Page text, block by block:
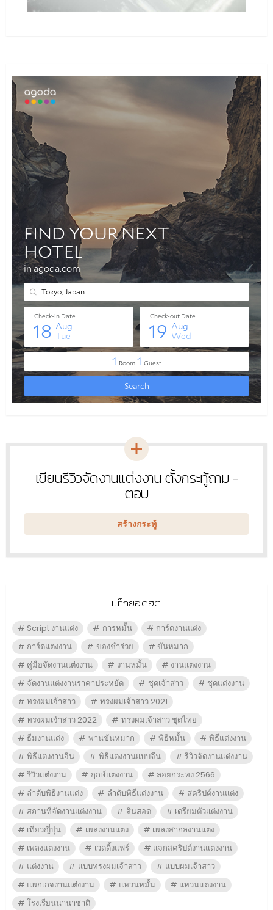
หัวข้อ
เขียนรีวิวจัดงานแต่งงาน ตั้งกระทู้ถาม -
ตอบ
สร้างกระทู้
แท็กยอดฮิต
Script งานแต่ง การหมั้น
การ์ดงานแต่ง
การ์ดแต่งงาน
ของชำร่วย
ขันหมาก
คู่มือจัดงานแต่งงาน
งานหมั้น
งานแต่งงาน
จัดงานแต่งงานราคาประหยัด
ชุดเจ้าสาว
ชุดแต่งงาน
ทรงผมเจ้าสาว
ทรงผมเจ้าสาว 2021
ทรงผมเจ้าสาว 2022
ทรงผมเจ้าสาว ชุดไทย
ธีมงานแต่ง
พานขันหมาก พิธีหมั้น
พิธีแต่งงาน
พิธีแต่งงานจีน
พิธีแต่งงานแบบจีน
รีวิวจัดงานแต่งงาน
รีวิวแต่งงาน
ฤกษ์แต่งงาน
ลอยกระทง 2566
ลำดับพิธีงานแต่ง
ลำดับพิธีแต่งงาน
สคริปต์งานแต่ง
สถานที่จัดงานแต่งงาน
สินสอด
เตรียมตัวแต่งงาน
เที่ยวญี่ปุ่น
เพลงงานแต่ง
เพลงสากลงานแต่ง
เพลงแต่งงาน
เวดดิ้งแฟร์
แจกสคริปต์งานแต่งงาน
แต่งงาน
แบบทรงผมเจ้าสาว
แบบผมเจ้าสาว
แพกเกจงานแต่งงาน
แหวนหมั้น
แหวนแต่งงาน
โรงเรียนนานาชาติ